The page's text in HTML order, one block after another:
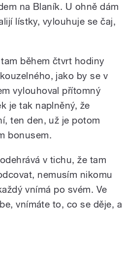
na Blaník. U ohně dám
lístky, vylouhuje se čaj,
během čtvrt hodiny
jako by se v
vylouhoval přítomný
je tak naplněný, že
ten den, už je potom
bonusem.
v tichu, že tam
nemusím nikomu
vnímá po svém. Ve
vnímáte to, co se děje, a